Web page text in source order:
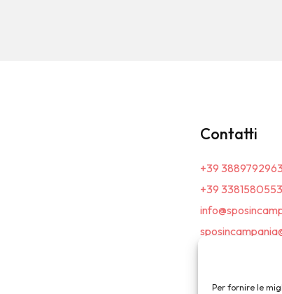
Per fornire le
Contatti
+39 3889792963
+39 3381580553